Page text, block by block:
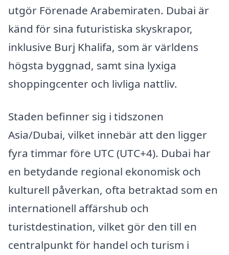
utgör Förenade Arabemiraten. Dubai är
känd för sina futuristiska skyskrapor,
inklusive Burj Khalifa, som är världens
högsta byggnad, samt sina lyxiga
shoppingcenter och livliga nattliv.
Staden befinner sig i tidszonen
Asia/Dubai, vilket innebär att den ligger
fyra timmar före UTC (UTC+4). Dubai har
en betydande regional ekonomisk och
kulturell påverkan, ofta betraktad som en
internationell affärshub och
turistdestination, vilket gör den till en
centralpunkt för handel och turism i